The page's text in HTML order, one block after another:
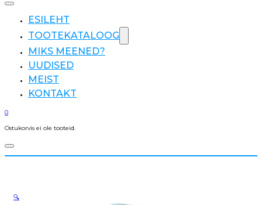
ESILEHT
TOOTEKATALOOG
MIKS MEENED?
UUDISED
MEIST
KONTAKT
0
Ostukorvis ei ole tooteid.
🔍